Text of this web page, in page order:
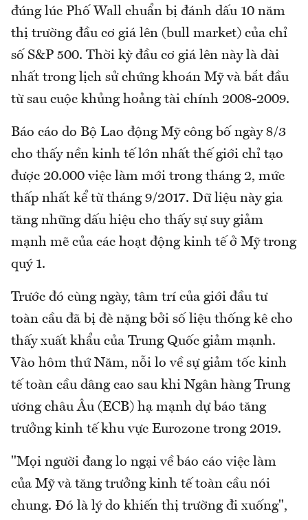
đúng lúc Phố Wall chuẩn bị đánh dấu 10 năm
thị trường đầu cơ giá lên (bull market) của chỉ
số S&P 500. Thời kỳ đầu cơ giá lên này là dài
nhất trong lịch sử chứng khoán Mỹ và bắt đầu
từ sau cuộc khủng hoảng tài chính 2008-2009.
Báo cáo do Bộ Lao động Mỹ công bố ngày 8/3
cho thấy nền kinh tế lớn nhất thế giới chỉ tạo
được 20.000 việc làm mới trong tháng 2, mức
thấp nhất kể từ tháng 9/2017. Dữ liệu này gia
tăng những dấu hiệu cho thấy sự suy giảm
mạnh mẽ của các hoạt động kinh tế ở Mỹ trong
quý 1.
Trước đó cùng ngày, tâm trí của giới đầu tư
toàn cầu đã bị đè nặng bởi số liệu thống kê cho
thấy xuất khẩu của Trung Quốc giảm mạnh.
Vào hôm thứ Năm, nỗi lo về sự giảm tốc kinh
tế toàn cầu dâng cao sau khi Ngân hàng Trung
ương châu Âu (ECB) hạ mạnh dự báo tăng
trưởng kinh tế khu vực Eurozone trong 2019.
"Mọi người đang lo ngại về báo cáo việc làm
của Mỹ và tăng trưởng kinh tế toàn cầu nói
chung. Đó là lý do khiến thị trường đi xuống",